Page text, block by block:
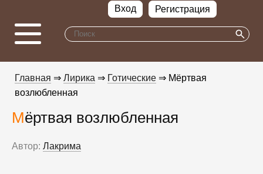
Вход Регистрация
Главная ⇒ Лирика ⇒ Готические ⇒ Мёртвая
возлюбленная
Мёртвая возлюбленная
Автор: Лакрима